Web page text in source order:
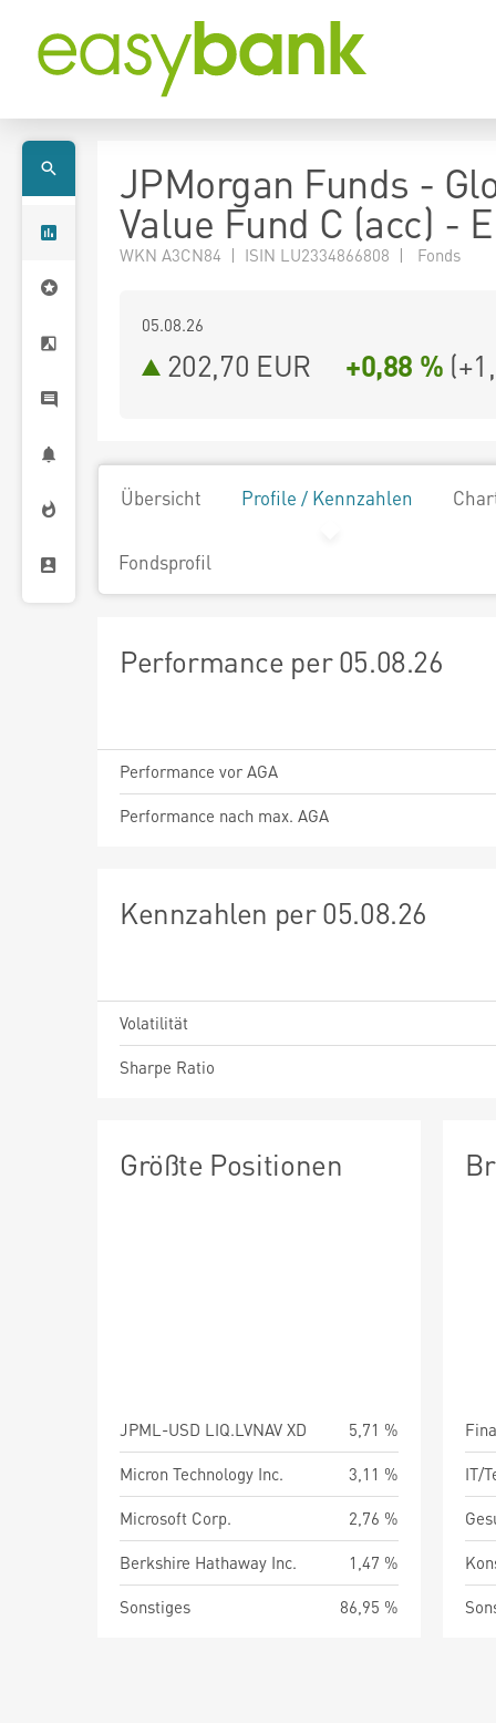
JPMorgan Funds -
Value Fund C (acc) -
WKN A3CN84 | ISIN LU2334866808 | Fonds
05.08.26
202,70 EUR +0,88 % (
Übersicht Profile / Kennzahlen
Fondsprofil
Performance per 05.08.26
Performance vor AGA
Performance nach max. AGA
Kennzahlen per 05.08.26
Volatilität
Sharpe Ratio
Größte Positionen
JPML-USD LIQ.LVNAV XD
5,71 %
Micron Technology Inc.
3,11 %
Microsoft Corp.
2,76 %
Berkshire Hathaway Inc.
1,47 %
Sonstiges
86,95 %
IT/